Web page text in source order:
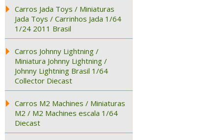
Carros Jada Toys / Miniaturas
Jada Toys / Carrinhos Jada 1/64
1/24 2011 Brasil
Carros Johnny Lightning /
Miniatura Johnny Lightning /
Johnny Lightning Brasil 1/64
Collector Diecast
Carros M2 Machines / Miniaturas
M2 / M2 Machines escala 1/64
Diecast